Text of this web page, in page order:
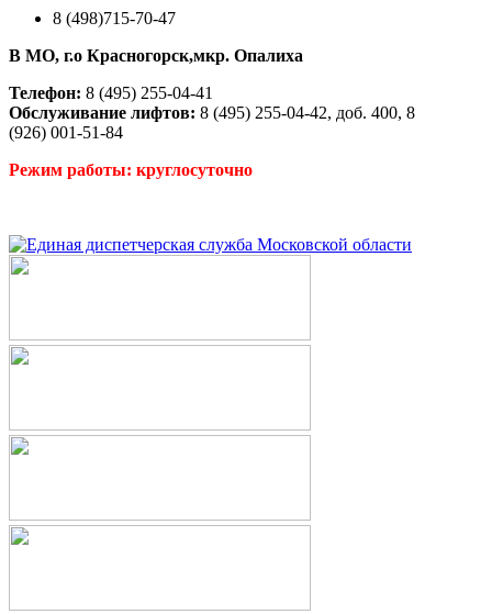
8 (498)715-70-47
В МО, г.о Красногорск,мкр. Опалиха
Телефон: 8 (495) 255-04-41
Обслуживание лифтов: 8 (495) 255-04-42, доб. 400, 8
(926) 001-51-84
Режим работы: круглосуточно